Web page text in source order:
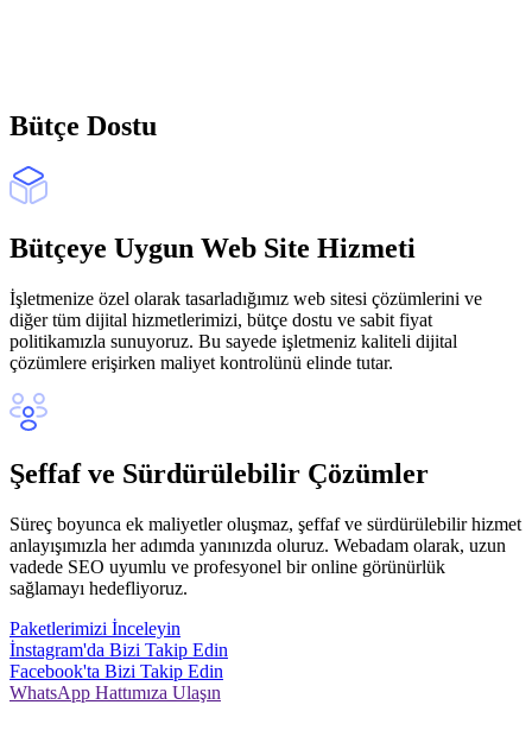
Bütçe Dostu
Bütçeye Uygun Web Site Hizmeti
İşletmenize özel olarak tasarladığımız web sitesi çözümlerini ve
diğer tüm dijital hizmetlerimizi, bütçe dostu ve sabit fiyat
politikamızla sunuyoruz. Bu sayede işletmeniz kaliteli dijital
çözümlere erişirken maliyet kontrolünü elinde tutar.
Şeffaf ve Sürdürülebilir Çözümler
Süreç boyunca ek maliyetler oluşmaz, şeffaf ve sürdürülebilir hizmet
anlayışımızla her adımda yanınızda oluruz. Webadam olarak, uzun
vadede SEO uyumlu ve profesyonel bir online görünürlük
sağlamayı hedefliyoruz.
Paketlerimizi İnceleyin
İnstagram'da Bizi Takip Edin
Facebook'ta Bizi Takip Edin
WhatsApp Hattımıza Ulaşın